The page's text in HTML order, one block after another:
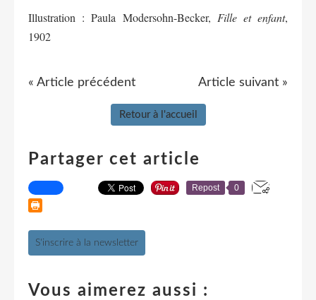
Illustration : Paula Modersohn-Becker, Fille et enfant,
1902
« Article précédent Article suivant »
Retour à l'accueil
Partager cet article
Repost 0
S'inscrire à la newsletter
Vous aimerez aussi :